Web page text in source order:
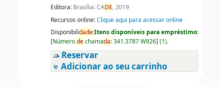
Editora: Brasília: CADE, 2019
Recursos online:Clique aqui para acessar online
Disponibilidade:Itens disponíveis para empréstimo:
[Númerodechamada:341.3787 W926] (1).
Reservar
Adicionar ao seu carrinho